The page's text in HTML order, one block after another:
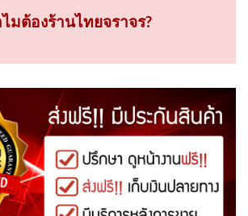
มต้องร้านไทยจราจร?